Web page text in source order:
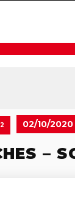
02/10/
–